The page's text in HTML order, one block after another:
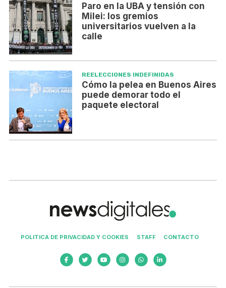
Paro en la UBA y tensión con
Milei: los gremios
universitarios vuelven a la
calle
REELECCIONES INDEFINIDAS
Cómo la pelea en Buenos Aires
puede demorar todo el
paquete electoral
POLITICA DE PRIVACIDAD Y COOKIES STAFF CONTACTO